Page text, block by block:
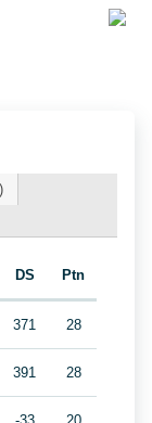
DS Ptn
371 28
391 28